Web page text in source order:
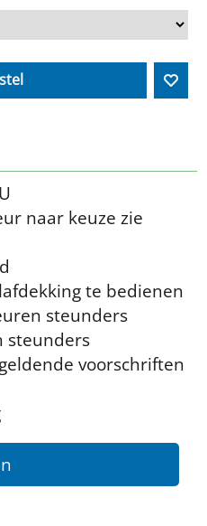
naar keuze zie
te bedienen
steunders
steunders
voorschriften